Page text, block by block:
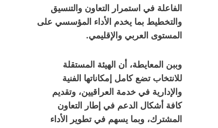
الفاعلة في استمرار التعاون والتنسيق
والتخطيط بما يخدم الأداء المؤسسي على
المستوى العربي والإقليمي.
وببن المعايطة، أن الهيئة المستقلة
للانتخاب تضع كامل إمكاناتها الفنية
والإدارية في خدمة العراقيين، وتقديم
كافة أشكال الدعم في إطار التعاون
المشترك، وبما يسهم في تطوير الأداء